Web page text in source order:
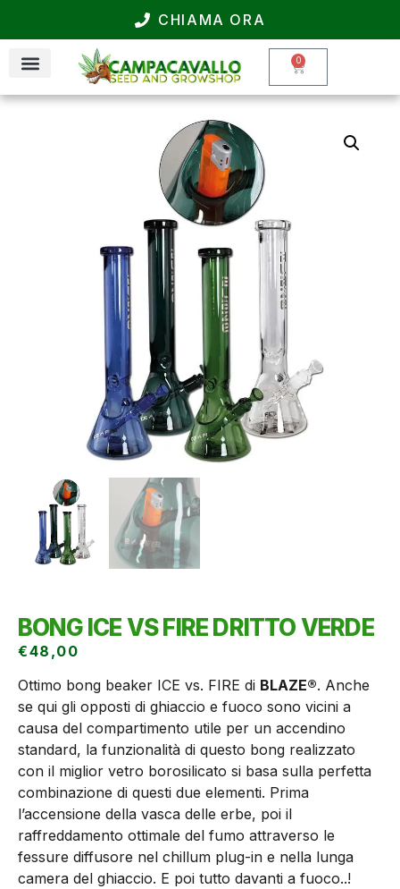
CHIAMA ORA
0
BONG ICE VS FIRE DRITTO VERDE
€48,00
Ottimo bong beaker ICE vs. FIRE di BLAZE®. Anche
se qui gli opposti di ghiaccio e fuoco sono vicini a
causa del compartimento utile per un accendino
standard, la funzionalità di questo bong realizzato
con il miglior vetro borosilicato si basa sulla perfetta
combinazione di questi due elementi. Prima
l’accensione della vasca delle erbe, poi il
raffreddamento ottimale del fumo attraverso le
fessure diffusore nel chillum plug-in e nella lunga
camera del ghiaccio. E poi tutto davanti a fuoco..!